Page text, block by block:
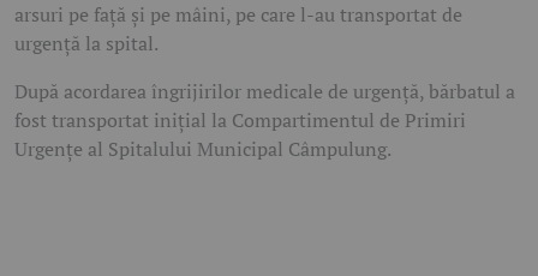
arsuri pe față și pe mâini, pe care l-au transportat de
urgență la spital.
După acordarea îngrijirilor medicale de urgență, bărbatul a
fost transportat inițial la Compartimentul de Primiri
Urgențe al Spitalului Municipal Câmpulung.